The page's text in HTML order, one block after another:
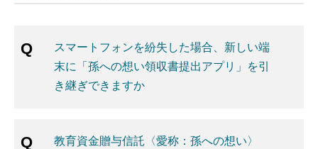
スマートフォンを紛失した場合、新しい端
末に「孫への想い領収書提出アプリ」を引
き継ぎできますか
教育資金贈与信託〈愛称：孫への想い〉